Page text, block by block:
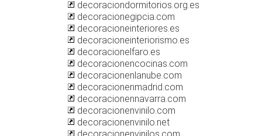
decoraciondormitorios.org.es
decoracionegipcia.com
decoracioneinteriores.es
decoracioneinteriorismo.es
decoracionelfaro.es
decoracionencocinas.com
decoracionenlanube.com
decoracionenmadrid.com
decoracionennavarra.com
decoracionenvinilo.com
decoracionenvinilo.net